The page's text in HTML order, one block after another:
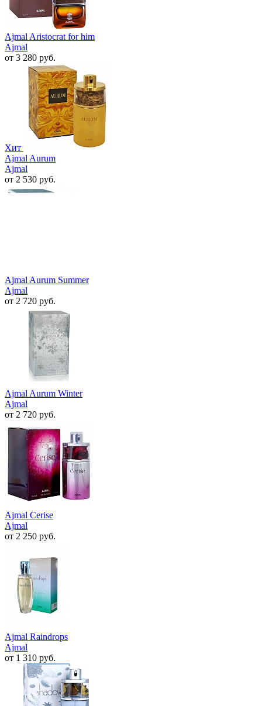
Ajmal Aristocrat for him
Ajmal
от 3 280 руб.
Хит
Ajmal Aurum
Ajmal
от 2 530 руб.
Ajmal Aurum Summer
Ajmal
от 2 720 руб.
Ajmal Aurum Winter
Ajmal
от 2 720 руб.
Ajmal Cerise
Ajmal
от 2 250 руб.
Ajmal Raindrops
Ajmal
от 1 310 руб.